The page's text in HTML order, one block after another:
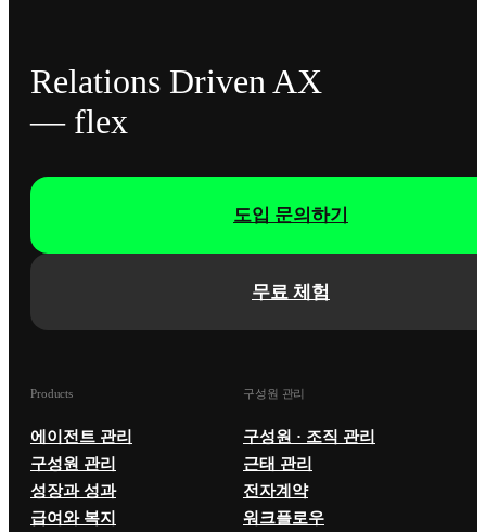
Relations Driven AX
— flex
무료 체험
도입 문의하기
Products
에이전트 관리
구성원 관리
성장과 성과
급여와 복지
구성원 관리
구성원 · 조직 관리
근태 관리
전자계약
워크플로우